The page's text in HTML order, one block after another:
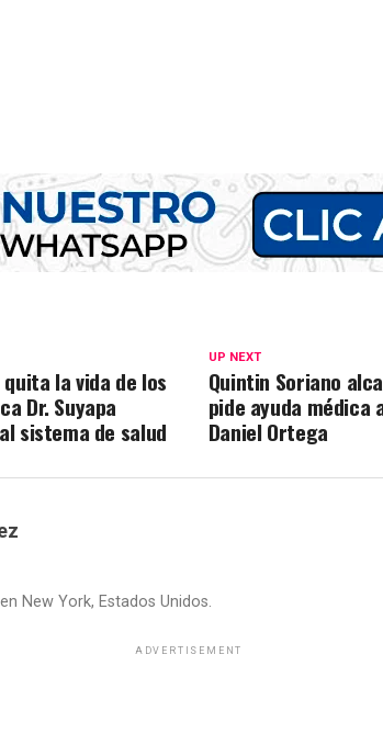
UP NEXT
Quintin Soriano
pide ayuda médica
Daniel Ortega
la vida de los
Dr. Suyapa
sistema de salud
New York, Estados Unidos.
ADVERTISEMENT